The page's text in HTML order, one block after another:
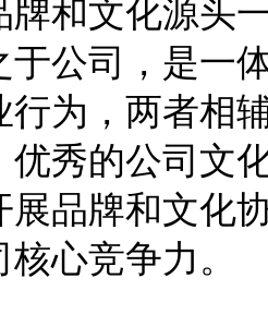
牌和文化源头
于公司，是一
行为，两者相
优秀的公司文
展品牌和文化
心竞争力。